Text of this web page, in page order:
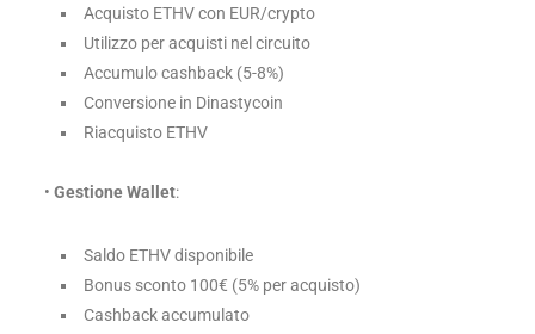
Acquisto ETHV con EUR/crypto
Utilizzo per acquisti nel circuito
Accumulo cashback (5-8%)
Conversione in Dinastycoin
Riacquisto ETHV
• Gestione Wallet:
Saldo ETHV disponibile
Bonus sconto 100€ (5% per acquisto)
Cashback accumulato